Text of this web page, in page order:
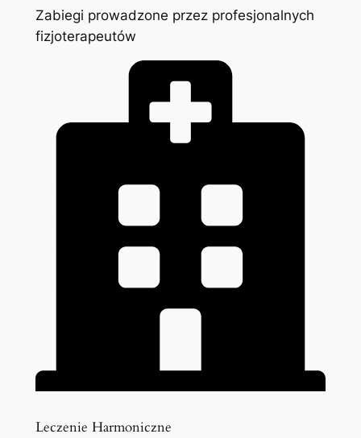
Zabiegi prowadzone przez profesjonalnych
fizjoterapeutów
Leczenie Harmoniczne